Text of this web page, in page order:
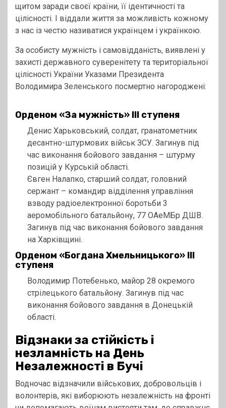
щитом заради своєї країни, її ідентичності та
цілісності. І віддали життя за можливість кожному
з нас із честю називатися українцем і українкою.
За особисту мужність і самовідданість, виявлені у
захисті державного суверенітету та територіальної
цілісності України Указами Президента
Володимира Зеленського посмертно нагороджені:
Орденом «За мужність» ІІІ ступеня
Денис Харьковський, солдат, гранатометник
десантно-штурмових військ ЗСУ. Загинув під
час виконання бойового завдання – штурму
позицій у Курській області.
Євген Налапко, старший солдат, головний
сержант – командир відділення управління
взводу радіоелектронної боротьби 3
аеромобільного батальйону, 77 ОАеМБр ДШВ.
Загинув під час виконання бойового завдання
на Харківщині.
Орденом «Богдана Хмельницького» ІІІ
ступеня
Володимир Потебенько, майор 28 окремого
стрілецького батальйону. Загинув під час
виконання бойового завдання в Донецькій
області.
Відзнаки за стійкість і
незламність на День
Незалежності в Бучі
Водночас відзначили військових, добровольців і
волонтерів, які виборюють незалежність на фронті